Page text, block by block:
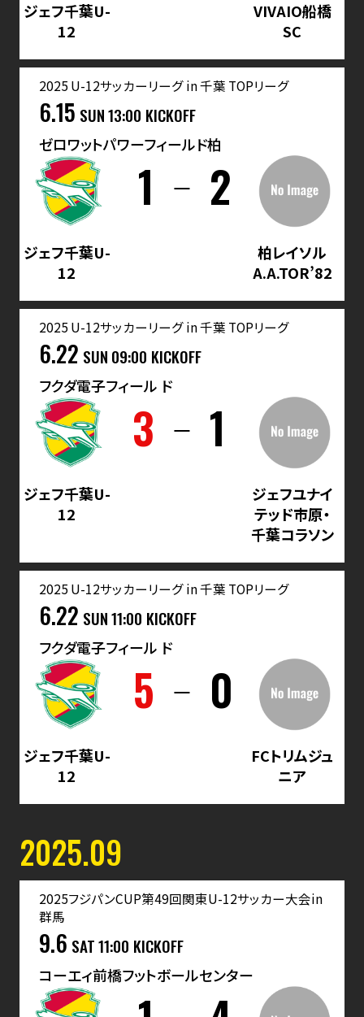
ジェフ千葉U-
12
VIVAIO船橋
SC
2025 U-12サッカーリーグ in 千葉 TOPリーグ
6.15 SUN13:00 KICKOFF
ゼロワットパワーフィールド柏
ジェフ千葉U-
12
1 2
柏レイソル
A.A.TOR’82
2025 U-12サッカーリーグ in 千葉 TOPリーグ
6.22 SUN 09:00 KICKOFF
フクダ電子フィール ド
ジェフ千葉U-
12
3 1
ジェフユナイ
テッド市原・
千葉コラソン
2025 U-12サッカーリーグ in 千葉 TOPリーグ
6.22 SUN11:00 KICKOFF
フクダ電子フィール ド
ジェフ千葉U-
12
5 0
FCトリムジュ
ニア
2025.09
2025フジパンCUP第49回関東U-12サッカー大会in
群馬
9.6 SAT11:00 KICKOFF
コーエィ前橋フットボールセンター